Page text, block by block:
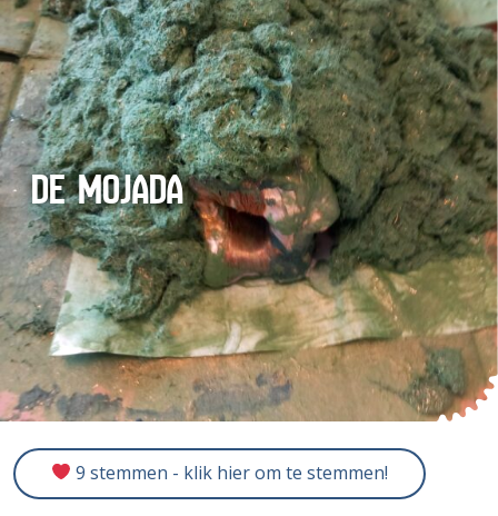
DE MOJADA
9 stemmen - klik hier om te stemmen!